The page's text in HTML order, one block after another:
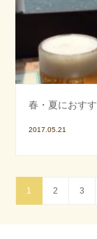
春・夏におす
2017.05.21
1 2 3